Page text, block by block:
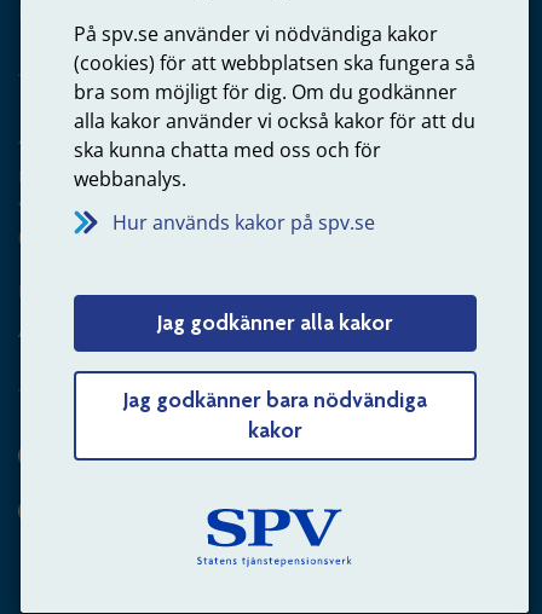
På spv.se använder vi nödvändiga kakor
(cookies) för att webbplatsen ska fungera så
bra som möjligt för dig. Om du godkänner
alla kakor använder vi också kakor för att du
ska kunna chatta med oss och för
webbanalys.
Hur används kakor på spv.se
Jag godkänner alla kakor
Jag godkänner bara nödvändiga
kakor
Arbetsgivare
Frågor om administration av tjänstepension från statlig
anställning
060-18 75 03
Kontakta oss
Arbetsgivare – skicka mejl till oss
Hitta svaret på din fråga
Andra sätt att kontakta oss